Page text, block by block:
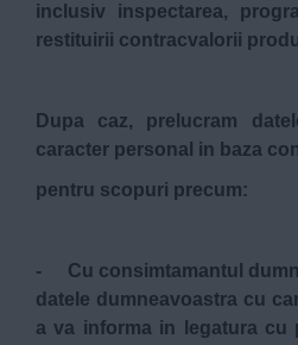
inclusiv inspectarea,
restituirii contracvalorii
Dupa caz, prelucram
caracter personal in baza
pentru scopuri precum:
- Cu consimtamantul
datele dumneavoastra cu
a va informa in legatura cu